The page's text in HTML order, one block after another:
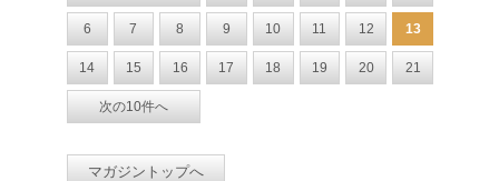
6 7 8 9 10 11 12 13
14 15 16 17 18 19 20 21
次の10件へ
マガジントップへ